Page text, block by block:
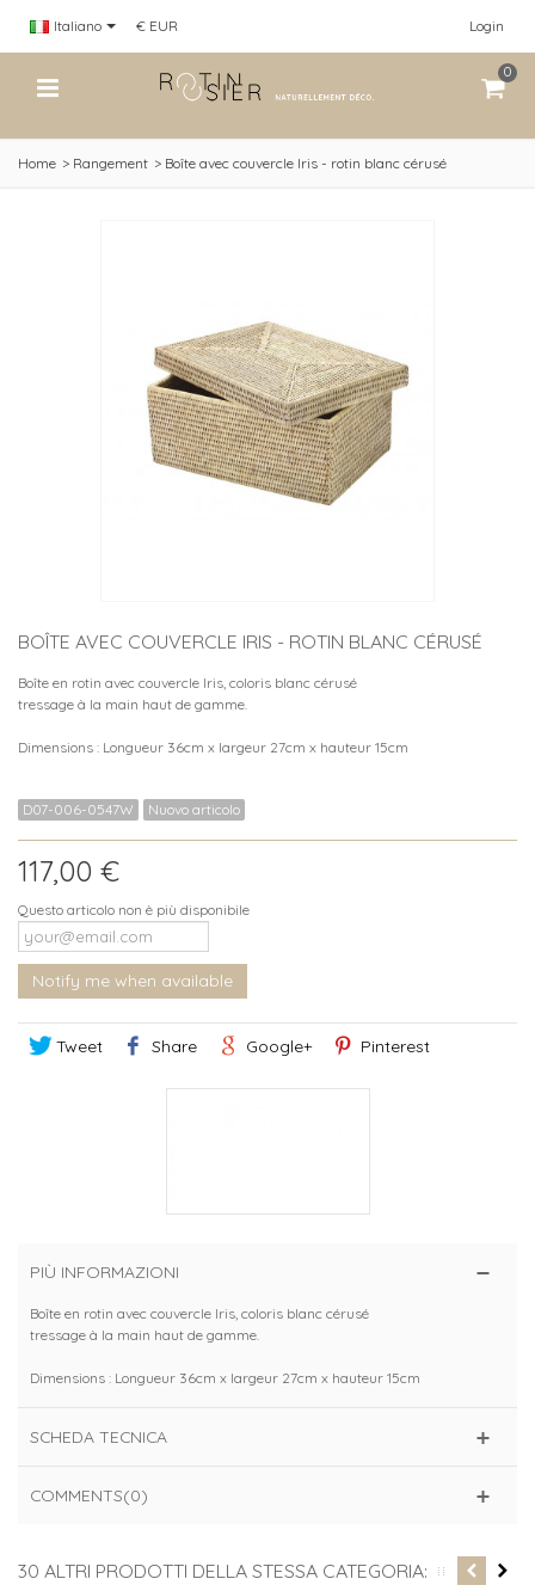
Italiano Login
€ EUR
0
Home > Rangement > Boîte avec couvercle Iris - rotin blanc cérusé
BOÎTE AVEC COUVERCLE IRIS - ROTIN BLANC CÉRUSÉ
Boîte en rotin avec couvercle Iris, coloris blanc cérusé
tressage à la main haut de gamme.
Dimensions : Longueur 36cm x largeur 27cm x hauteur 15cm
D07-006-0547W Nuovo articolo
117,00 €
Questo articolo non è più disponibile
Notify me when available
Tweet Share Google+ Pinterest
PIÙ INFORMAZIONI
Boîte en rotin avec couvercle Iris, coloris blanc cérusé
tressage à la main haut de gamme.
Dimensions : Longueur 36cm x largeur 27cm x hauteur 15cm
SCHEDA TECNICA
COMMENTS(0)
30 ALTRI PRODOTTI DELLA STESSA CATEGORIA: